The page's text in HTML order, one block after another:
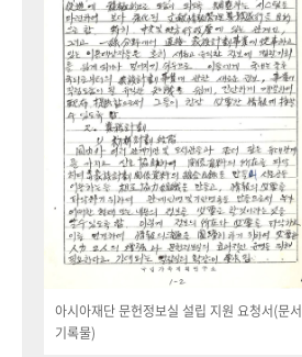
아시아재단 문헌정보실 설립 지원 요청서(문서
기록물)